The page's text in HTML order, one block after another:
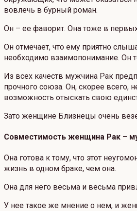
вовлечь в бурный роман.
Он – ее фаворит. Она тоже в
Он отмечает, что ему приятно
необходимо взаимопонимание. Он
Из всех качеств мужчина Рак
прочного союза. Он, скорее всего,
возможность отыскать свою
Зато женщине Близнецы очень
Совместимость женщина Рак –
Она готова к тому, что этот
жизнь в одном браке, чем она.
Она для него весьма и весьма
У нее такое же мнение о нем, и